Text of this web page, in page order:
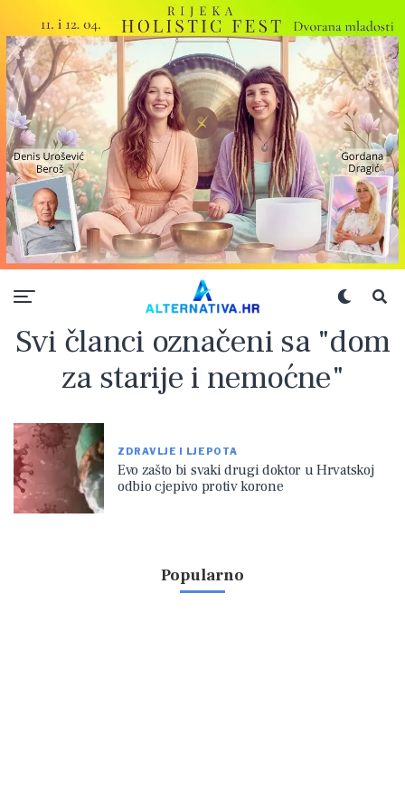
Svi članci označeni sa "dom
za starije i nemoćne"
ZDRAVLJE I LJEPOTA
Evo zašto bi svaki drugi doktor u Hrvatskoj
odbio cjepivo protiv korone
Popularno